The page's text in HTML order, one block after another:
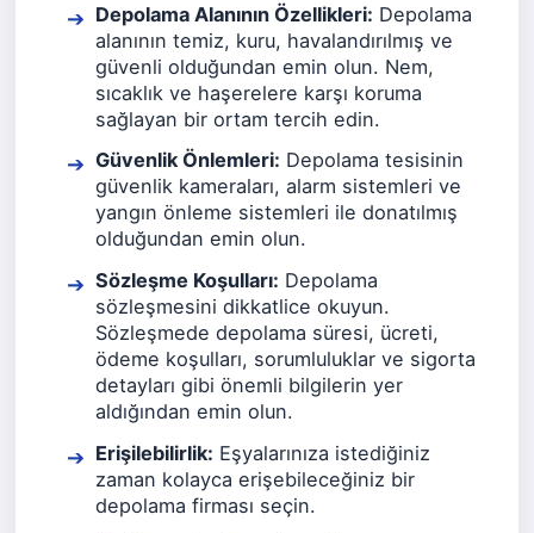
Depolama Alanının Özellikleri: Depolama
alanının temiz, kuru, havalandırılmış ve
güvenli olduğundan emin olun. Nem,
sıcaklık ve haşerelere karşı koruma
sağlayan bir ortam tercih edin.
Güvenlik Önlemleri: Depolama tesisinin
güvenlik kameraları, alarm sistemleri ve
yangın önleme sistemleri ile donatılmış
olduğundan emin olun.
Sözleşme Koşulları: Depolama
sözleşmesini dikkatlice okuyun.
Sözleşmede depolama süresi, ücreti,
ödeme koşulları, sorumluluklar ve sigorta
detayları gibi önemli bilgilerin yer
aldığından emin olun.
Erişilebilirlik: Eşyalarınıza istediğiniz
zaman kolayca erişebileceğiniz bir
depolama firması seçin.